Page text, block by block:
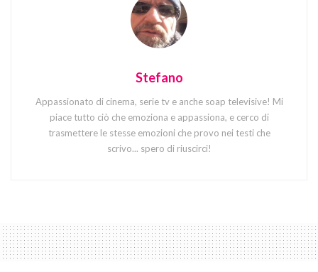
Stefano
Appassionato di cinema, serie tv e anche soap televisive! Mi
piace tutto ciò che emoziona e appassiona, e cerco di
trasmettere le stesse emozioni che provo nei testi che
scrivo... spero di riuscirci!